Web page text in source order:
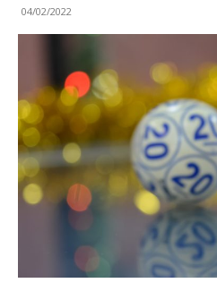
04/02/2022